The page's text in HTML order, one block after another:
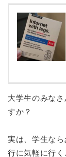
大学生のみなさ
すか？
実は、学生な
行に気軽に行く